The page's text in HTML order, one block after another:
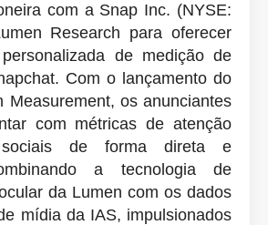
com a Snap Inc. (NYSE:
Research para oferecer
de medição de
Com o lançamento do
Measurement, os anunciantes
com métricas de atenção
de forma direta e
a tecnologia de
da Lumen com os dados
mídia da IAS, impulsionados